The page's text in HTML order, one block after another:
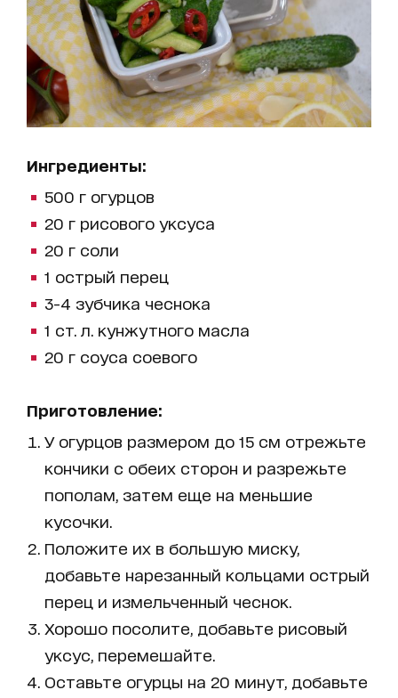
Ингредиенты:
500 г огурцов
20 г рисового уксуса
20 г соли
1 острый перец
3-4 зубчика чеснока
1 ст. л. кунжутного масла
20 г соуса соевого
Приготовление:
У огурцов размером до 15 см отрежьте
кончики с обеих сторон и разрежьте
пополам, затем еще на меньшие
кусочки.
Положите их в большую миску,
добавьте нарезанный кольцами острый
перец и измельченный чеснок.
Хорошо посолите, добавьте рисовый
уксус, перемешайте.
Оставьте огурцы на 20 минут, добавьте